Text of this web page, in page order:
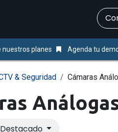
nuestros planes Agenda tu
& Seguridad Cámaras
Destacado